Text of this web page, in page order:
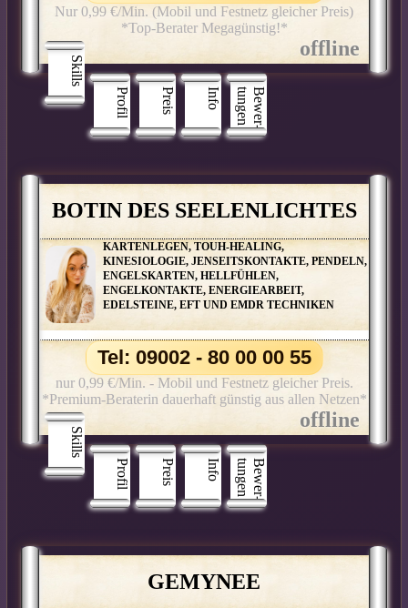
Skills
Profil
Preis Info B
e
w
e
r
­
t
u
n
g
e
n
Nur 0,99 €/Min. (Mobil und Festnetz gleicher Preis)
*Top-Berater Megagünstig!*
BOTIN DES SEELENLICHTES
KARTENLEGEN, TOUH-HEALING,
KINESIOLOGIE, JENSEITSKONTAKTE, PENDELN,
ENGELSKARTEN, HELLFÜHLEN,
ENGELKONTAKTE, ENERGIEARBEIT,
EDELSTEINE, EFT UND EMDR TECHNIKEN
Skills
Profil
Preis Info B
e
w
e
r
­
t
u
n
g
e
n
Tel: 09002 - 80 00 00 55
nur 0,99 €/Min. - Mobil und Festnetz gleicher Preis.
*Premium-Beraterin dauerhaft günstig aus allen Netzen*
GEMYNEE